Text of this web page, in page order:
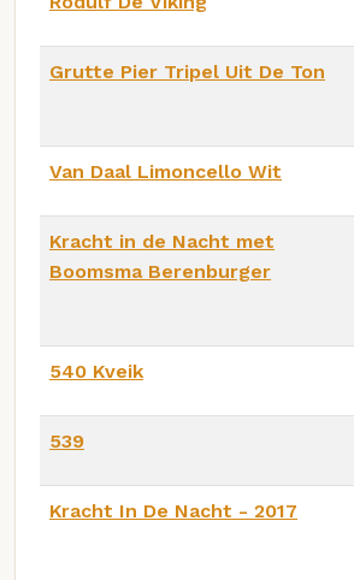
Grutte Pier Tripel Uit De Ton
Van Daal Limoncello Wit
Kracht in de Nacht met
Boomsma Berenburger
540 Kveik
539
Kracht In De Nacht - 2017